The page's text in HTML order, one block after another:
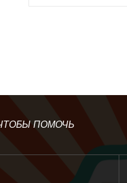
ПОМОЧЬ